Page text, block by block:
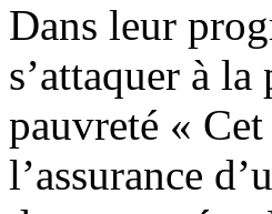
Dans leur
s’attaquer à
pauvreté «
l’assurance